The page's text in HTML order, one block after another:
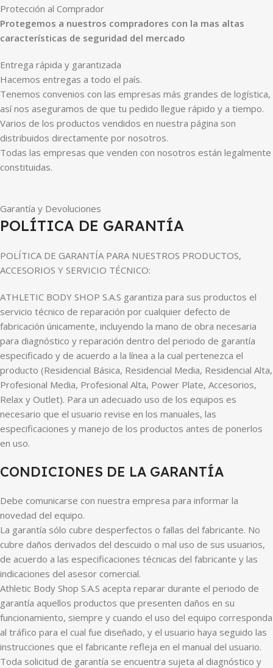
Protección al Comprador
Protegemos a nuestros compradores con la mas altas
características de seguridad del mercado
Entrega rápida y garantizada
Hacemos entregas a todo el país.
Tenemos convenios con las empresas más grandes de logística,
así nos aseguramos de que tu pedido llegue rápido y a tiempo.
Varios de los productos vendidos en nuestra página son
distribuidos directamente por nosotros.
Todas las empresas que venden con nosotros están legalmente
constituidas.
Garantía y Devoluciones
POLÍTICA DE GARANTÍA
POLÍTICA DE GARANTÍA PARA NUESTROS PRODUCTOS,
ACCESORIOS Y SERVICIO TÉCNICO:
ATHLETIC BODY SHOP S.A.S garantiza para sus productos el
servicio técnico de reparación por cualquier defecto de
fabricación únicamente, incluyendo la mano de obra necesaria
para diagnóstico y reparación dentro del periodo de garantía
especificado y de acuerdo a la línea a la cual pertenezca el
producto (Residencial Básica, Residencial Media, Residencial Alta,
Profesional Media, Profesional Alta, Power Plate, Accesorios,
Relax y Outlet). Para un adecuado uso de los equipos es
necesario que el usuario revise en los manuales, las
especificaciones y manejo de los productos antes de ponerlos
en uso.
CONDICIONES DE LA GARANTÍA
Debe comunicarse con nuestra empresa para informar la
novedad del equipo.
La garantía sólo cubre desperfectos o fallas del fabricante. No
cubre daños derivados del descuido o mal uso de sus usuarios,
de acuerdo a las especificaciones técnicas del fabricante y las
indicaciones del asesor comercial.
Athletic Body Shop S.A.S acepta reparar durante el periodo de
garantía aquellos productos que presenten daños en su
funcionamiento, siempre y cuando el uso del equipo corresponda
al tráfico para el cual fue diseñado, y el usuario haya seguido las
instrucciones que el fabricante refleja en el manual del usuario.
Toda solicitud de garantía se encuentra sujeta al diagnóstico y